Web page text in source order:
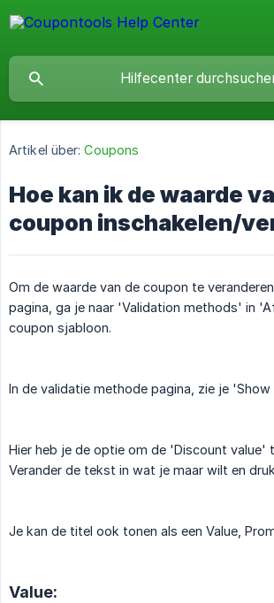
Artikel über: Coupons
Hoe kan ik de waarde
coupon inschakelen/
Om de waarde van de coupon te
pagina, ga je naar 'Validation methods' in
coupon sjabloon.
In de validatie methode pagina, zie je
Hier heb je de optie om de 'Discount value'
Verander de tekst in wat je maar wilt en
Je kan de titel ook tonen als een Value,
Value: